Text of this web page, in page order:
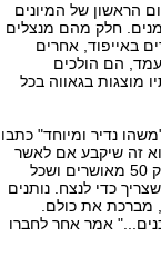
הראשון של המיונים
חלק מהם מנצלים
באייפוד, אחרים
הם הולכים
מוצגות בגאווה בכל
נדיר ומיוחד" כתבו
זה שיקבע אם לאשר
את כניסתם לפרויקט החלומי הזה. הם ידעו שיהיו רק 50 מאושרים ושכל
כדי לנצח. נותנים
מברכת את כולם.
אמר אחר לחברו